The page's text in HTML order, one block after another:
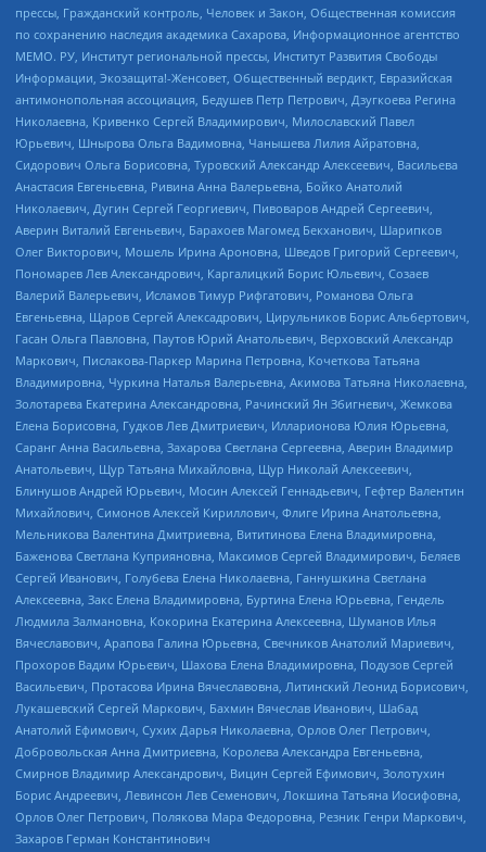
прессы, Гражданский контроль, Человек и Закон, Общественная комиссия
по сохранению наследия академика Сахарова, Информационное агентство
МЕМО. РУ, Институт региональной прессы, Институт Развития Свободы
Информации, Экозащита!-Женсовет, Общественный вердикт, Евразийская
антимонопольная ассоциация, Бедушев Петр Петрович, Дзугкоева Регина
Николаевна, Кривенко Сергей Владимирович, Милославский Павел
Юрьевич, Шнырова Ольга Вадимовна, Чанышева Лилия Айратовна,
Сидорович Ольга Борисовна, Туровский Александр Алексеевич, Васильева
Анастасия Евгеньевна, Ривина Анна Валерьевна, Бойко Анатолий
Николаевич, Дугин Сергей Георгиевич, Пивоваров Андрей Сергеевич,
Аверин Виталий Евгеньевич, Барахоев Магомед Бекханович, Шарипков
Олег Викторович, Мошель Ирина Ароновна, Шведов Григорий Сергеевич,
Пономарев Лев Александрович, Каргалицкий Борис Юльевич, Созаев
Валерий Валерьевич, Исламов Тимур Рифгатович, Романова Ольга
Евгеньевна, Щаров Сергей Алексадрович, Цирульников Борис Альбертович,
Гасан Ольга Павловна, Паутов Юрий Анатольевич, Верховский Александр
Маркович, Пислакова-Паркер Марина Петровна, Кочеткова Татьяна
Владимировна, Чуркина Наталья Валерьевна, Акимова Татьяна Николаевна,
Золотарева Екатерина Александровна, Рачинский Ян Збигневич, Жемкова
Елена Борисовна, Гудков Лев Дмитриевич, Илларионова Юлия Юрьевна,
Саранг Анна Васильевна, Захарова Светлана Сергеевна, Аверин Владимир
Анатольевич, Щур Татьяна Михайловна, Щур Николай Алексеевич,
Блинушов Андрей Юрьевич, Мосин Алексей Геннадьевич, Гефтер Валентин
Михайлович, Симонов Алексей Кириллович, Флиге Ирина Анатольевна,
Мельникова Валентина Дмитриевна, Вититинова Елена Владимировна,
Баженова Светлана Куприяновна, Максимов Сергей Владимирович, Беляев
Сергей Иванович, Голубева Елена Николаевна, Ганнушкина Светлана
Алексеевна, Закс Елена Владимировна, Буртина Елена Юрьевна, Гендель
Людмила Залмановна, Кокорина Екатерина Алексеевна, Шуманов Илья
Вячеславович, Арапова Галина Юрьевна, Свечников Анатолий Мариевич,
Прохоров Вадим Юрьевич, Шахова Елена Владимировна, Подузов Сергей
Васильевич, Протасова Ирина Вячеславовна, Литинский Леонид Борисович,
Лукашевский Сергей Маркович, Бахмин Вячеслав Иванович, Шабад
Анатолий Ефимович, Сухих Дарья Николаевна, Орлов Олег Петрович,
Добровольская Анна Дмитриевна, Королева Александра Евгеньевна,
Смирнов Владимир Александрович, Вицин Сергей Ефимович, Золотухин
Борис Андреевич, Левинсон Лев Семенович, Локшина Татьяна Иосифовна,
Орлов Олег Петрович, Полякова Мара Федоровна, Резник Генри Маркович,
Захаров Герман Константинович